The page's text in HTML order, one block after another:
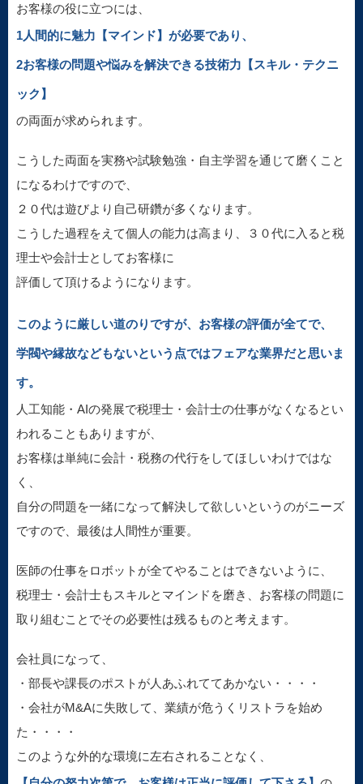
お客様の役に立つには、
1人間的に魅力【マインド】が必要であり、
2お客様の問題や悩みを解決できる技術力【スキル・テクニ
ック】
の両面が求められます。
こうした両面を実務や試験勉強・自主学習を通じて磨くこと
になるわけですので、
２０代は遊びより自己研鑽が多くなります。
こうした過程をえて個人の能力は高まり、３０代に入ると税
理士や会計士としてお客様に
評価して頂けるようになります。
このように厳しい道のりですが、お客様の評価が全てで、
学閥や縁故などもないという点ではフェアな業界だと思いま
す。
人工知能・AIの発展で税理士・会計士の仕事がなくなるとい
われることもありますが、
お客様は単純に会計・税務の代行をしてほしいわけではな
く、
自分の問題を一緒になって解決して欲しいというのがニーズ
ですので、最後は人間性が重要。
医師の仕事をロボットが全てやることはできないように、
税理士・会計士もスキルとマインドを磨き、お客様の問題に
取り組むことでその必要性は残るものと考えます。
会社員になって、
・部長や課長のポストが人あふれててあかない・・・・
・会社がM&Aに失敗して、業績が危うくリストラを始め
た・・・・
このような外的な環境に左右されることなく、